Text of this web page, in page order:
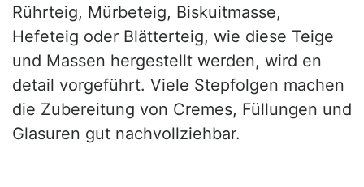
Rührteig, Mürbeteig, Biskuitmasse,
Hefeteig oder Blätterteig, wie diese Teige
und Massen hergestellt werden, wird en
detail vorgeführt. Viele Stepfolgen machen
die Zubereitung von Cremes, Füllungen und
Glasuren gut nachvollziehbar.